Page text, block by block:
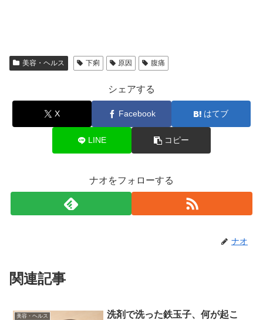
美容・ヘルス 下痢 原因 腹痛
シェアする
X Facebook はてブ
LINE コピー
ナオをフォローする
ナオ
関連記事
美容・ヘルス
洗剤で洗った鉄玉子、何が起こ